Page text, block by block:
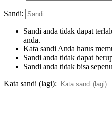
Sandi:
Sandi anda tidak dapat
anda.
Kata sandi Anda harus
Sandi anda tidak dapat
Sandi anda tidak bisa
Kata sandi (lagi):